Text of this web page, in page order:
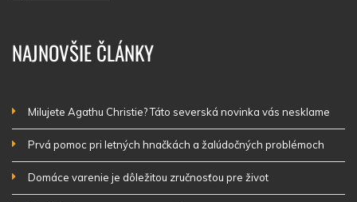
NAJNOVŠIE ČLÁNKY
Milujete Agathu Christie? Táto severská novinka vás nesklame
Prvá pomoc pri letných hnačkách a žalúdočných problémoch
Domáce varenie je dôležitou zručnosťou pre život